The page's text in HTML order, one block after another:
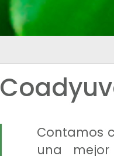
Contamos
una